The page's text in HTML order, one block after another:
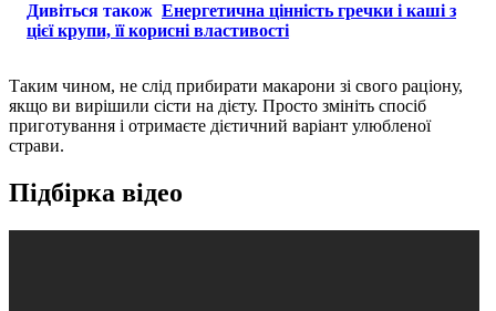
Дивіться також Енергетична цінність гречки і каші з
цієї крупи, її корисні властивості
Таким чином, не слід прибирати макарони зі свого раціону,
якщо ви вирішили сісти на дієту. Просто змініть спосіб
приготування і отримаєте дієтичний варіант улюбленої
страви.
Підбірка відео